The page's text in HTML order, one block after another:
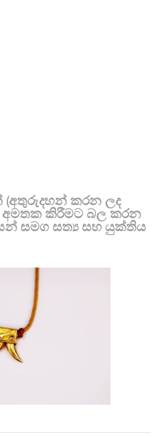
කරන ලද
කිරීමට බල කරන
සමග සත්‍ය සහ යුක්තිය